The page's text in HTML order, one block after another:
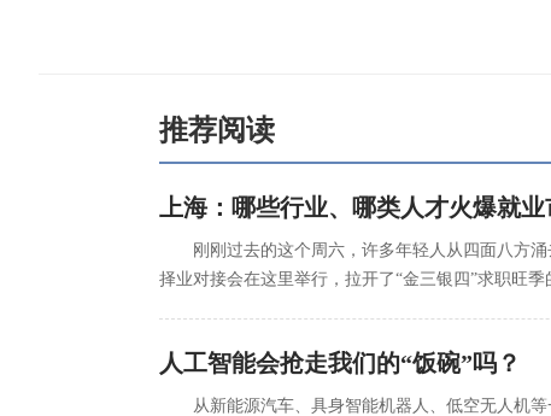
推荐阅读
上海：哪些行业、哪类人才火爆就业
刚刚过去的这个周六，许多年轻人从四面八方
择业对接会在这里举行，拉开了“金三银四”求职旺
人工智能会抢走我们的“饭碗”吗？
从新能源汽车、具身智能机器人、低空无人机